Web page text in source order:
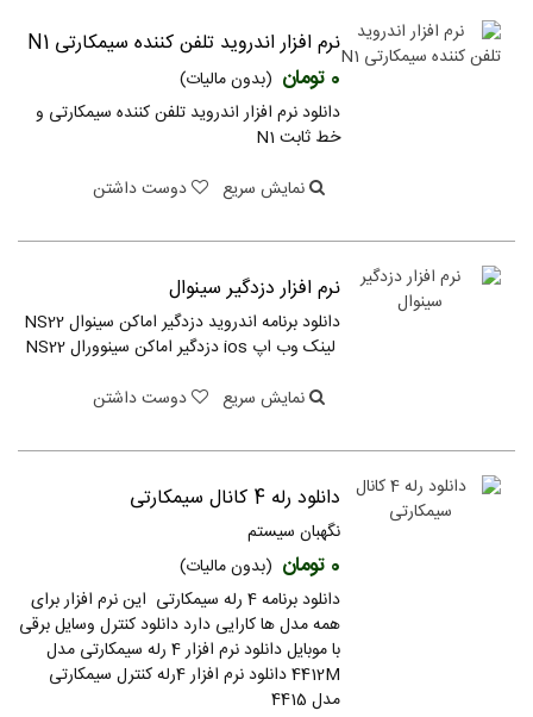
نرم افزار اندروید تلفن کننده سیمکارتی N1
0 تومان
(بدون مالیات)
دانلود نرم افزار اندروید تلفن کننده سیمکارتی و
خط ثابت N1
نمایش سریع
دوست داشتن
نرم افزار دزدگیر سینوال
لینک وب اپ ios دزدگیر اماکن سینوورال NS22
نمایش سریع
دوست داشتن
دانلود رله 4 کانال سیمکارتی
نگهبان سیستم
0 تومان
(بدون مالیات)
دانلود برنامه 4 رله سیمکارتی این نرم افزار برای
همه مدل ها کارایی دارد دانلود کنترل وسایل برقی
با موبایل دانلود نرم افزار 4 رله سیمکارتی مدل
4412M دانلود نرم افزار 4رله کنترل سیمکارتی
مدل 4415